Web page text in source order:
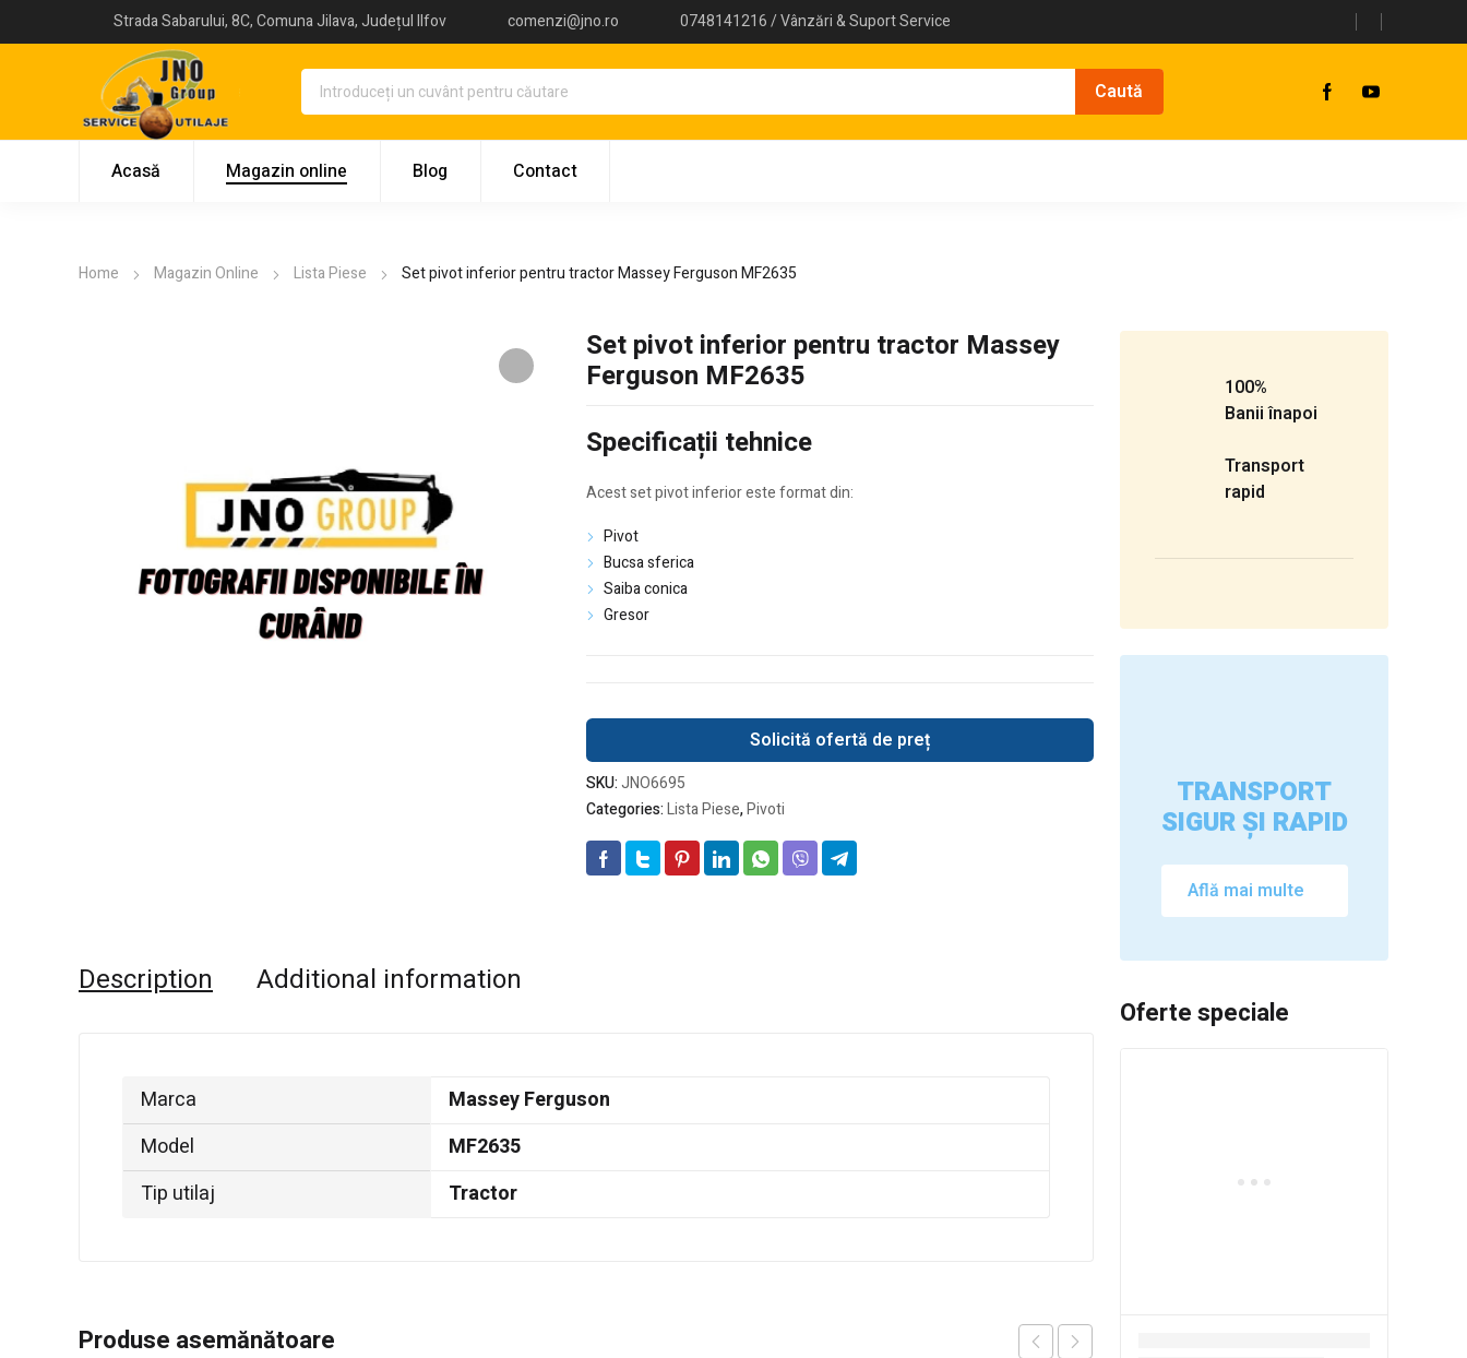
Strada Sabarului, 8C, Comuna Jilava, Județul Ilfov comenzi@jno.ro 0748141216 / Vânzări & Suport Service
Acasă Magazin online Blog Contact
Home Magazin Online Lista Piese Set pivot inferior pentru tractor Massey Ferguson MF2635
Set pivot inferior pentru tractor Massey
Ferguson MF2635
Specificații tehnice
Acest set pivot inferior este format din:
Pivot
Bucsa sferica
Saiba conica
Gresor
Solicită ofertă de preț
SKU:JNO6695
Categories:Lista Piese,Pivoti
Description Additional information
Marca
Massey Ferguson
Model
MF2635
Tip utilaj
Tractor
Produse asemănătoare
100%
Banii înapoi
Transport
rapid
TRANSPORT
SIGUR ȘI RAPID
Află mai multe
Oferte speciale